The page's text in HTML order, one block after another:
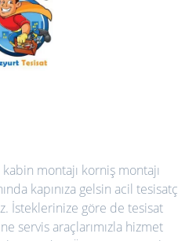
montajı korniş montajı
kapınıza gelsin acil
İsteklerinize göre de tesisat
servis araçlarımızla hizmet